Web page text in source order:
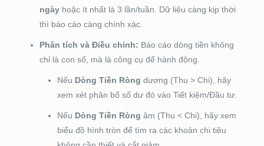
ngàyhoặc ít nhất là 3 lần/tuần. Dữ liệu càng kịp thời
thì báo cáo càng chính xác.
Phân tích và Điều chỉnh: Báo cáo dòng tiền không
chỉ là con số, mà là công cụ để hành động.
Nếu Dòng Tiền Ròng dương (Thu > Chi), hãy
xem xét phân bổ số dư đó vào Tiết kiệm/Đầu tư.
Nếu Dòng Tiền Ròng âm (Thu < Chi), hãy xem
biểu đồ hình tròn để tìm ra các khoản chi tiêu